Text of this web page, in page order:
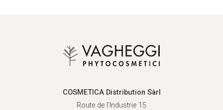
COSMETICA Distribution Sàrl
Route de l’Industrie 15